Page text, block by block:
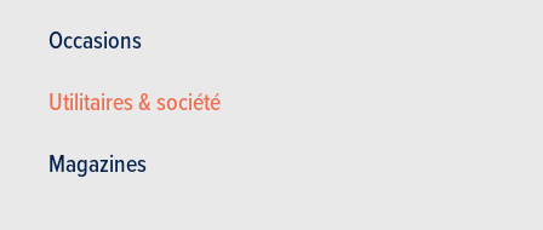
Occasions
Utilitaires & société
Magazines
entrevoir quelques détails récemment